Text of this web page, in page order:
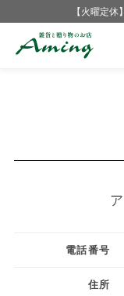
【火曜定
アミング前橋駅
電話番号
住所